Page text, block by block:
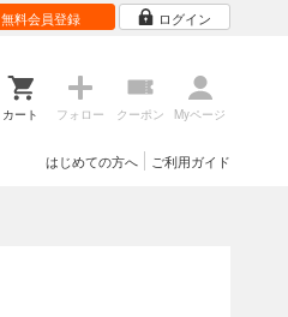
無料会員登録 ログイン
カート フォロー クーポン Myページ
ご利用ガイド
はじめての方へ